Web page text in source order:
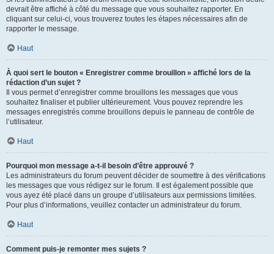
devrait être affiché à côté du message que vous souhaitez rapporter. En
cliquant sur celui-ci, vous trouverez toutes les étapes nécessaires afin de
rapporter le message.
Haut
À quoi sert le bouton « Enregistrer comme brouillon » affiché lors de la
rédaction d’un sujet ?
Il vous permet d’enregistrer comme brouillons les messages que vous
souhaitez finaliser et publier ultérieurement. Vous pouvez reprendre les
messages enregistrés comme brouillons depuis le panneau de contrôle de
l’utilisateur.
Haut
Pourquoi mon message a-t-il besoin d’être approuvé ?
Les administrateurs du forum peuvent décider de soumettre à des vérifications
les messages que vous rédigez sur le forum. Il est également possible que
vous ayez été placé dans un groupe d’utilisateurs aux permissions limitées.
Pour plus d’informations, veuillez contacter un administrateur du forum.
Haut
Comment puis-je remonter mes sujets ?